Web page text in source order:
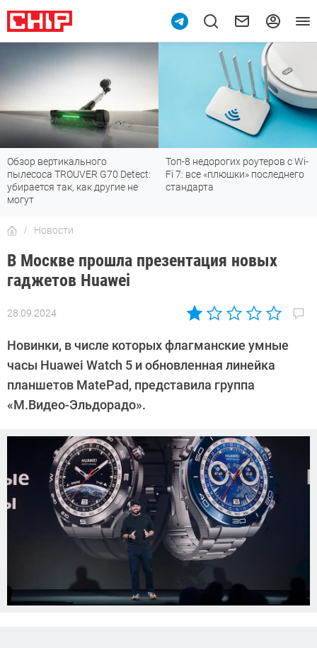
Обзор вертикального
пылесоса TROUVER G70 Detect:
убирается так, как другие не
могут
Топ-8 недорогих роутеров с Wi-
Fi 7: все «плюшки» последнего
стандарта
Новости
В Москве прошла презентация новых
гаджетов Huawei
28.09.2024
Автор:
Новинки, в числе которых флагманские умные
часы Huawei Watch 5 и обновленная линейка
планшетов MatePad, представила группа
«М.Видео-Эльдорадо».